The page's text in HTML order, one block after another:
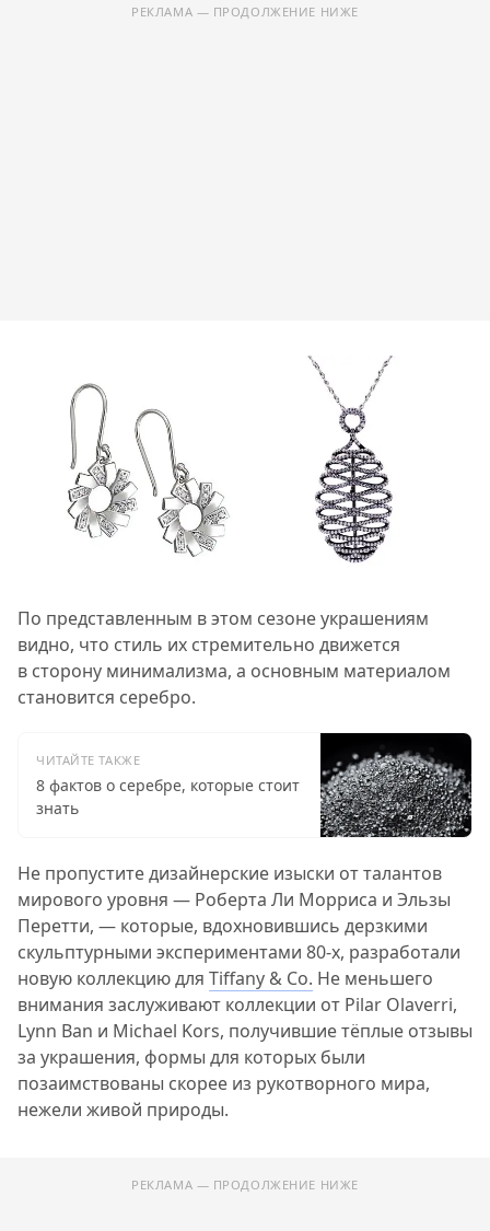
РЕКЛАМА — ПРОДОЛЖЕНИЕ НИЖЕ
По представленным в этом сезоне украшениям
видно, что стиль их стремительно движется
в сторону минимализма, а основным материалом
становится серебро.
ЧИТАЙТЕ ТАКЖЕ
8 фактов о серебре, которые стоит
знать
Не пропустите дизайнерские изыски от талантов
мирового уровня — Роберта Ли Морриса и Эльзы
Перетти, — которые, вдохновившись дерзкими
скульптурными экспериментами 80-х, разработали
новую коллекцию для Tiffany & Co. Не меньшего
внимания заслуживают коллекции от Pilar Olaverri,
Lynn Ban и Michael Kors, получившие тёплые отзывы
за украшения, формы для которых были
позаимствованы скорее из рукотворного мира,
нежели живой природы.
РЕКЛАМА — ПРОДОЛЖЕНИЕ НИЖЕ